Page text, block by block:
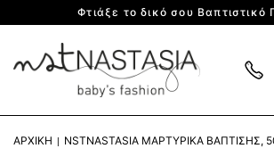
Φτιάξε το δικό σου Βαπτιστικό
ΑΡΧΙΚΉ NSTNASTASIA ΜΑΡΤΥΡΙΚΆ ΒΆΠΤΙΣΗΣ,